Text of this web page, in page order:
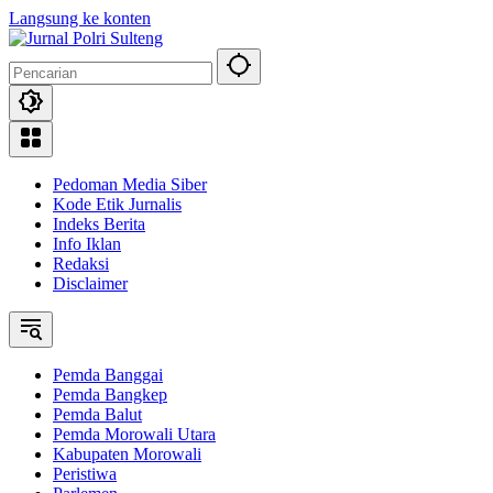
Langsung ke konten
Pedoman Media Siber
Kode Etik Jurnalis
Indeks Berita
Info Iklan
Redaksi
Disclaimer
Pemda Banggai
Pemda Bangkep
Pemda Balut
Pemda Morowali Utara
Kabupaten Morowali
Peristiwa